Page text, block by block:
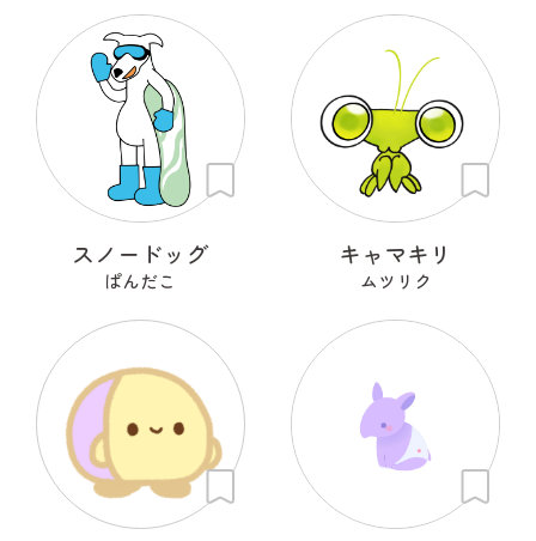
スノードッグ
ぱんだこ
キャマキリ
ムツリク